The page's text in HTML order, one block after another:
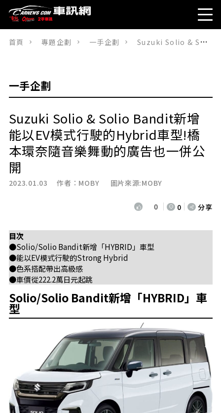
首頁 專題企劃 一手企劃 Suzuki Solio & Solio Bandit新增能以EV模式行駛的Hybrid車型!橋本環奈隨音樂舞動的廣告也一併公開
一手企劃
Suzuki Solio & Solio Bandit新增
能以EV模式行駛的Hybrid車型!橋
本環奈隨音樂舞動的廣告也一併公
開
2023.01.03 作者： MOBY 圖片來源:MOBY
0 0 分享
目次
●Solio/Solio Bandit新增「HYBRID」車型
●能以EV模式行駛的Strong Hybrid
●色系搭配帶出高級感
●車價從222.2萬日元起跳
Solio/Solio Bandit新增「HYBRID」車
型